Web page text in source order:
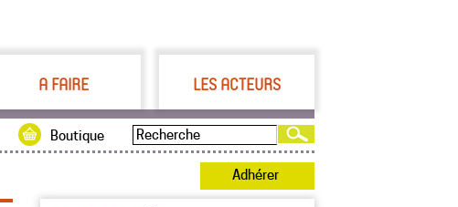
A FAIRE LES ACTEURS
Boutique
Adhérer